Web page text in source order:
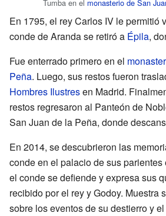
Tumba en el monasterio de San
En 1795, el rey Carlos IV le permitió
conde de Aranda se retiró a Épila,
Fue enterrado primero en el
Peña. Luego, sus restos fueron
Hombres Ilustresen Madrid.
restos regresaron al Panteón de
San Juan de la Peña, donde
En 2014, se descubrieron las
conde en el palacio de sus parientes
el conde se defiende y expresa sus
recibido por el rey y Godoy. Muestra
sobre los eventos de su destierro y